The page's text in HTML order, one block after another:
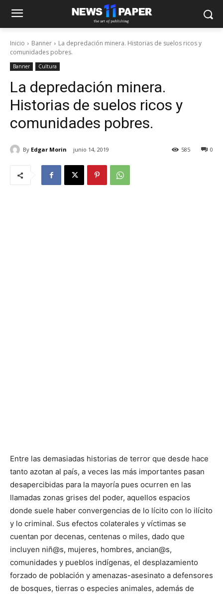
Inicio Banner
La depredación minera. Historias de suelos ricos y
comunidades pobres.
Banner Cultura
La depredación minera.
Historias de suelos ricos y
comunidades pobres.
By Edgar Morin junio 14, 2019 0
585
Entre las demasiadas historias de terror que desde hace
tanto azotan al país, a veces las más importantes pasan
desapercibidas para la mayoría pues ocurren en las
llamadas zonas grises del poder, aquellos espacios
donde suele haber convergencias de lo lícito con lo ilícito
y lo criminal. Sus efectos colaterales y víctimas se
cuentan por decenas, centenas o miles, dado que
incluyen niñ@s, mujeres, hombres, ancian@s,
comunidades y pueblos indígenas, el desplazamiento
forzado de población y amenazas-asesinato a defensores
de bosques, tierras o especies animales, además de